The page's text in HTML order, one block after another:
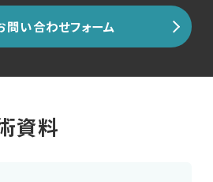
問い合わせフォーム
資料